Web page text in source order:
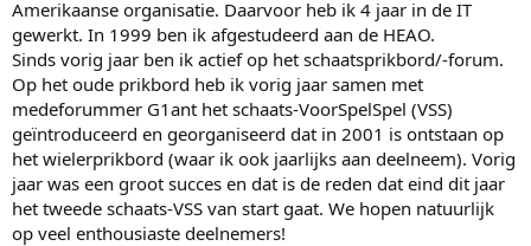
Amerikaanse organisatie. Daarvoor heb ik 4 jaar in de IT
gewerkt. In 1999 ben ik afgestudeerd aan de HEAO.
Sinds vorig jaar ben ik actief op het schaatsprikbord/-forum.
Op het oude prikbord heb ik vorig jaar samen met
medeforummer G1ant het schaats-VoorSpelSpel (VSS)
geïntroduceerd en georganiseerd dat in 2001 is ontstaan op
het wielerprikbord (waar ik ook jaarlijks aan deelneem). Vorig
jaar was een groot succes en dat is de reden dat eind dit jaar
het tweede schaats-VSS van start gaat. We hopen natuurlijk
op veel enthousiaste deelnemers!